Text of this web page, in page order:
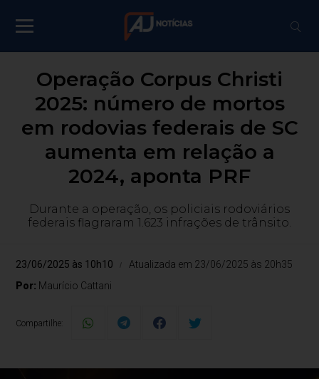
Operação Corpus Christi
2025: número de mortos
em rodovias federais de SC
aumenta em relação a
2024, aponta PRF
Durante a operação, os policiais rodoviários
federais flagraram 1.623 infrações de trânsito.
23/06/2025 às 10h10
Atualizada em 23/06/2025 às 20h35
Por: Maurício Cattani
Compartilhe: